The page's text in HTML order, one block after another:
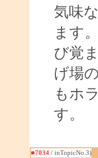
気味
ます
び覚
げ場
もホ
す。
■7034/ inTopicNo.3)